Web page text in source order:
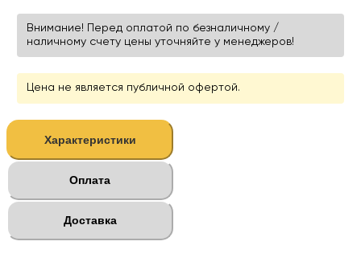
Внимание! Перед оплатой по безналичному /
наличному счету цены уточняйте у менеджеров!
Цена не является публичной офертой.
Характеристики
Оплата
Доставка